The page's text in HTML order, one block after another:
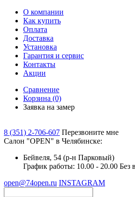
О компании
Как купить
Оплата
Доставка
Установка
Гарантия и сервис
Контакты
Акции
Сравнение
Корзина (0)
Заявка на замер
8 (351) 2-706-607 Перезвоните мне
Cалон "OPEN" в Челябинске:
Бейвеля, 54 (р-н Парковый)
График работы: 10.00 - 20.00 Без
open@74open.ru INSTAGRAM